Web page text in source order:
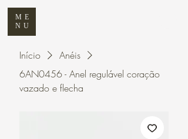
ME
NU
Início
Anéis
6AN0456 - Anel regulável coração
vazado e flecha